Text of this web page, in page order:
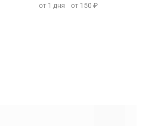
от 1 дня
от 150 ₽